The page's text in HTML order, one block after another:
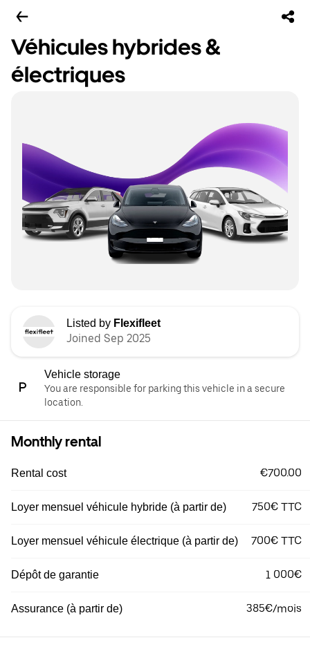
Véhicules hybrides &
électriques
Listed by Flexifleet
Joined Sep 2025
Vehicle storage
You are responsible for parking this vehicle in a secure
location.
Monthly rental
Rental cost €700.00
Loyer mensuel véhicule hybride (à partir de) 750€ TTC
Loyer mensuel véhicule électrique (à partir de) 700€ TTC
Dépôt de garantie 1 000€
Assurance (à partir de) 385€/mois